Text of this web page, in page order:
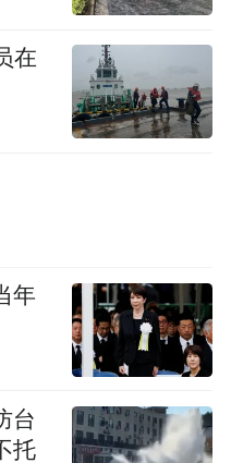
馈热烈而直接。
技产品，道出了许
‘互联网之都’的伴
在
年
台
托